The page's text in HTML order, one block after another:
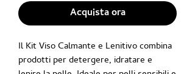
Acquista ora
Il Kit Viso Calmante e Lenitivo combina
prodotti per detergere, idratare e